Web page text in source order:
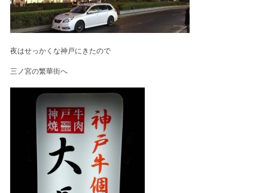
夜はせっかくな神戸にきたので
三ノ宮の繁華街へ